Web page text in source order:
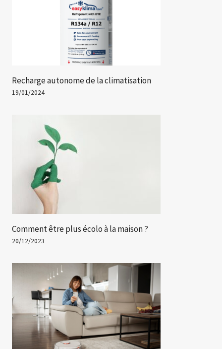
Recharge autonome de la climatisation
19/01/2024
Comment être plus écolo à la maison ?
20/12/2023